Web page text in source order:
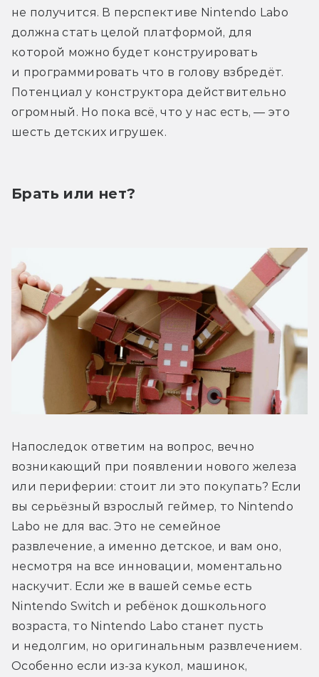
не получится. В перспективе Nintendo Labo
должна стать целой платформой, для
которой можно будет конструировать
и программировать что в голову взбредёт.
Потенциал у конструктора действительно
огромный. Но пока всё, что у нас есть, — это
шесть детских игрушек.
Брать или нет?
Напоследок ответим на вопрос, вечно
возникающий при появлении нового железа
или периферии: стоит ли это покупать? Если
вы серьёзный взрослый геймер, то Nintendo
Labo не для вас. Это не семейное
развлечение, а именно детское, и вам оно,
несмотря на все инновации, моментально
наскучит. Если же в вашей семье есть
Nintendo Switch и ребёнок дошкольного
возраста, то Nintendo Labo станет пусть
и недолгим, но оригинальным развлечением.
Особенно если из-за кукол, машинок,